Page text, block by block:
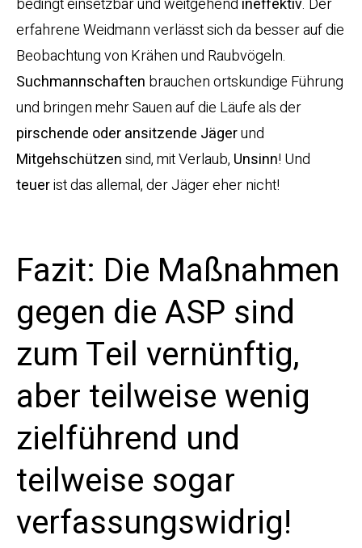
bedingt einsetzbar und weitgehend ineffektiv. Der
erfahrene Weidmann verlässt sich da besser auf die
Beobachtung von Krähen und Raubvögeln.
Suchmannschaften brauchen ortskundige Führung
und bringen mehr Sauen auf die Läufe als der
pirschende oder ansitzende Jägerund
Mitgehschützensind, mit Verlaub, Unsinn! Und
teuerist das allemal, der Jäger eher nicht!
Fazit: Die Maßnahmen
gegen die ASP sind
zum Teil vernünftig,
aber teilweise wenig
zielführend und
teilweise sogar
verfassungswidrig!